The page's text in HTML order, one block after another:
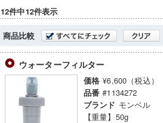
12件中12件表示
商品比較
ウォーターフィルター
価格 ¥6,600（税込）
品番 #1134272
ブランド モンベル
【重量】50g